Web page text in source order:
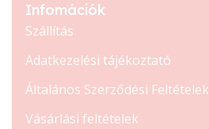
Infomációk
Szállítás
Adatkezelési tájékoztató
Általános Szerződési Feltételek
Vásárlási feltételek